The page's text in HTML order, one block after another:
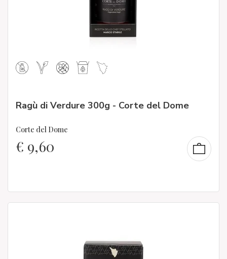
Ragù di Verdure 300g - Corte del Dome
Corte del Dome
€ 9,60